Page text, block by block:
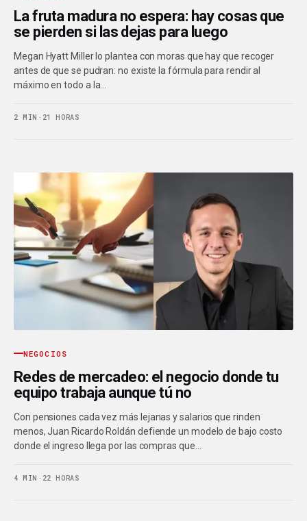
La fruta madura no espera: hay cosas que
se pierden si las dejas para luego
Megan Hyatt Miller lo plantea con moras que hay que recoger
antes de que se pudran: no existe la fórmula para rendir al
máximo en todo a la…
2 MIN · 21 HORAS
NEGOCIOS
Redes de mercadeo: el negocio donde tu
equipo trabaja aunque tú no
Con pensiones cada vez más lejanas y salarios que rinden
menos, Juan Ricardo Roldán defiende un modelo de bajo costo
donde el ingreso llega por las compras que…
4 MIN · 22 HORAS